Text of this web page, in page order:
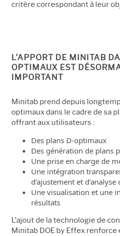
critère correspondant à leur
L’APPORT DE MINITAB
OPTIMAUX EST
IMPORTANT
Minitab prend depuis
optimaux dans le cadre de sa
offrant aux utilisateurs :
Des plans D-optimaux
Des génération de plans
Une prise en charge de
Une intégration
d’ajustement et
Une visualisation et une
résultats
L’ajout de la technologie de
Minitab DOE by Effex renforce